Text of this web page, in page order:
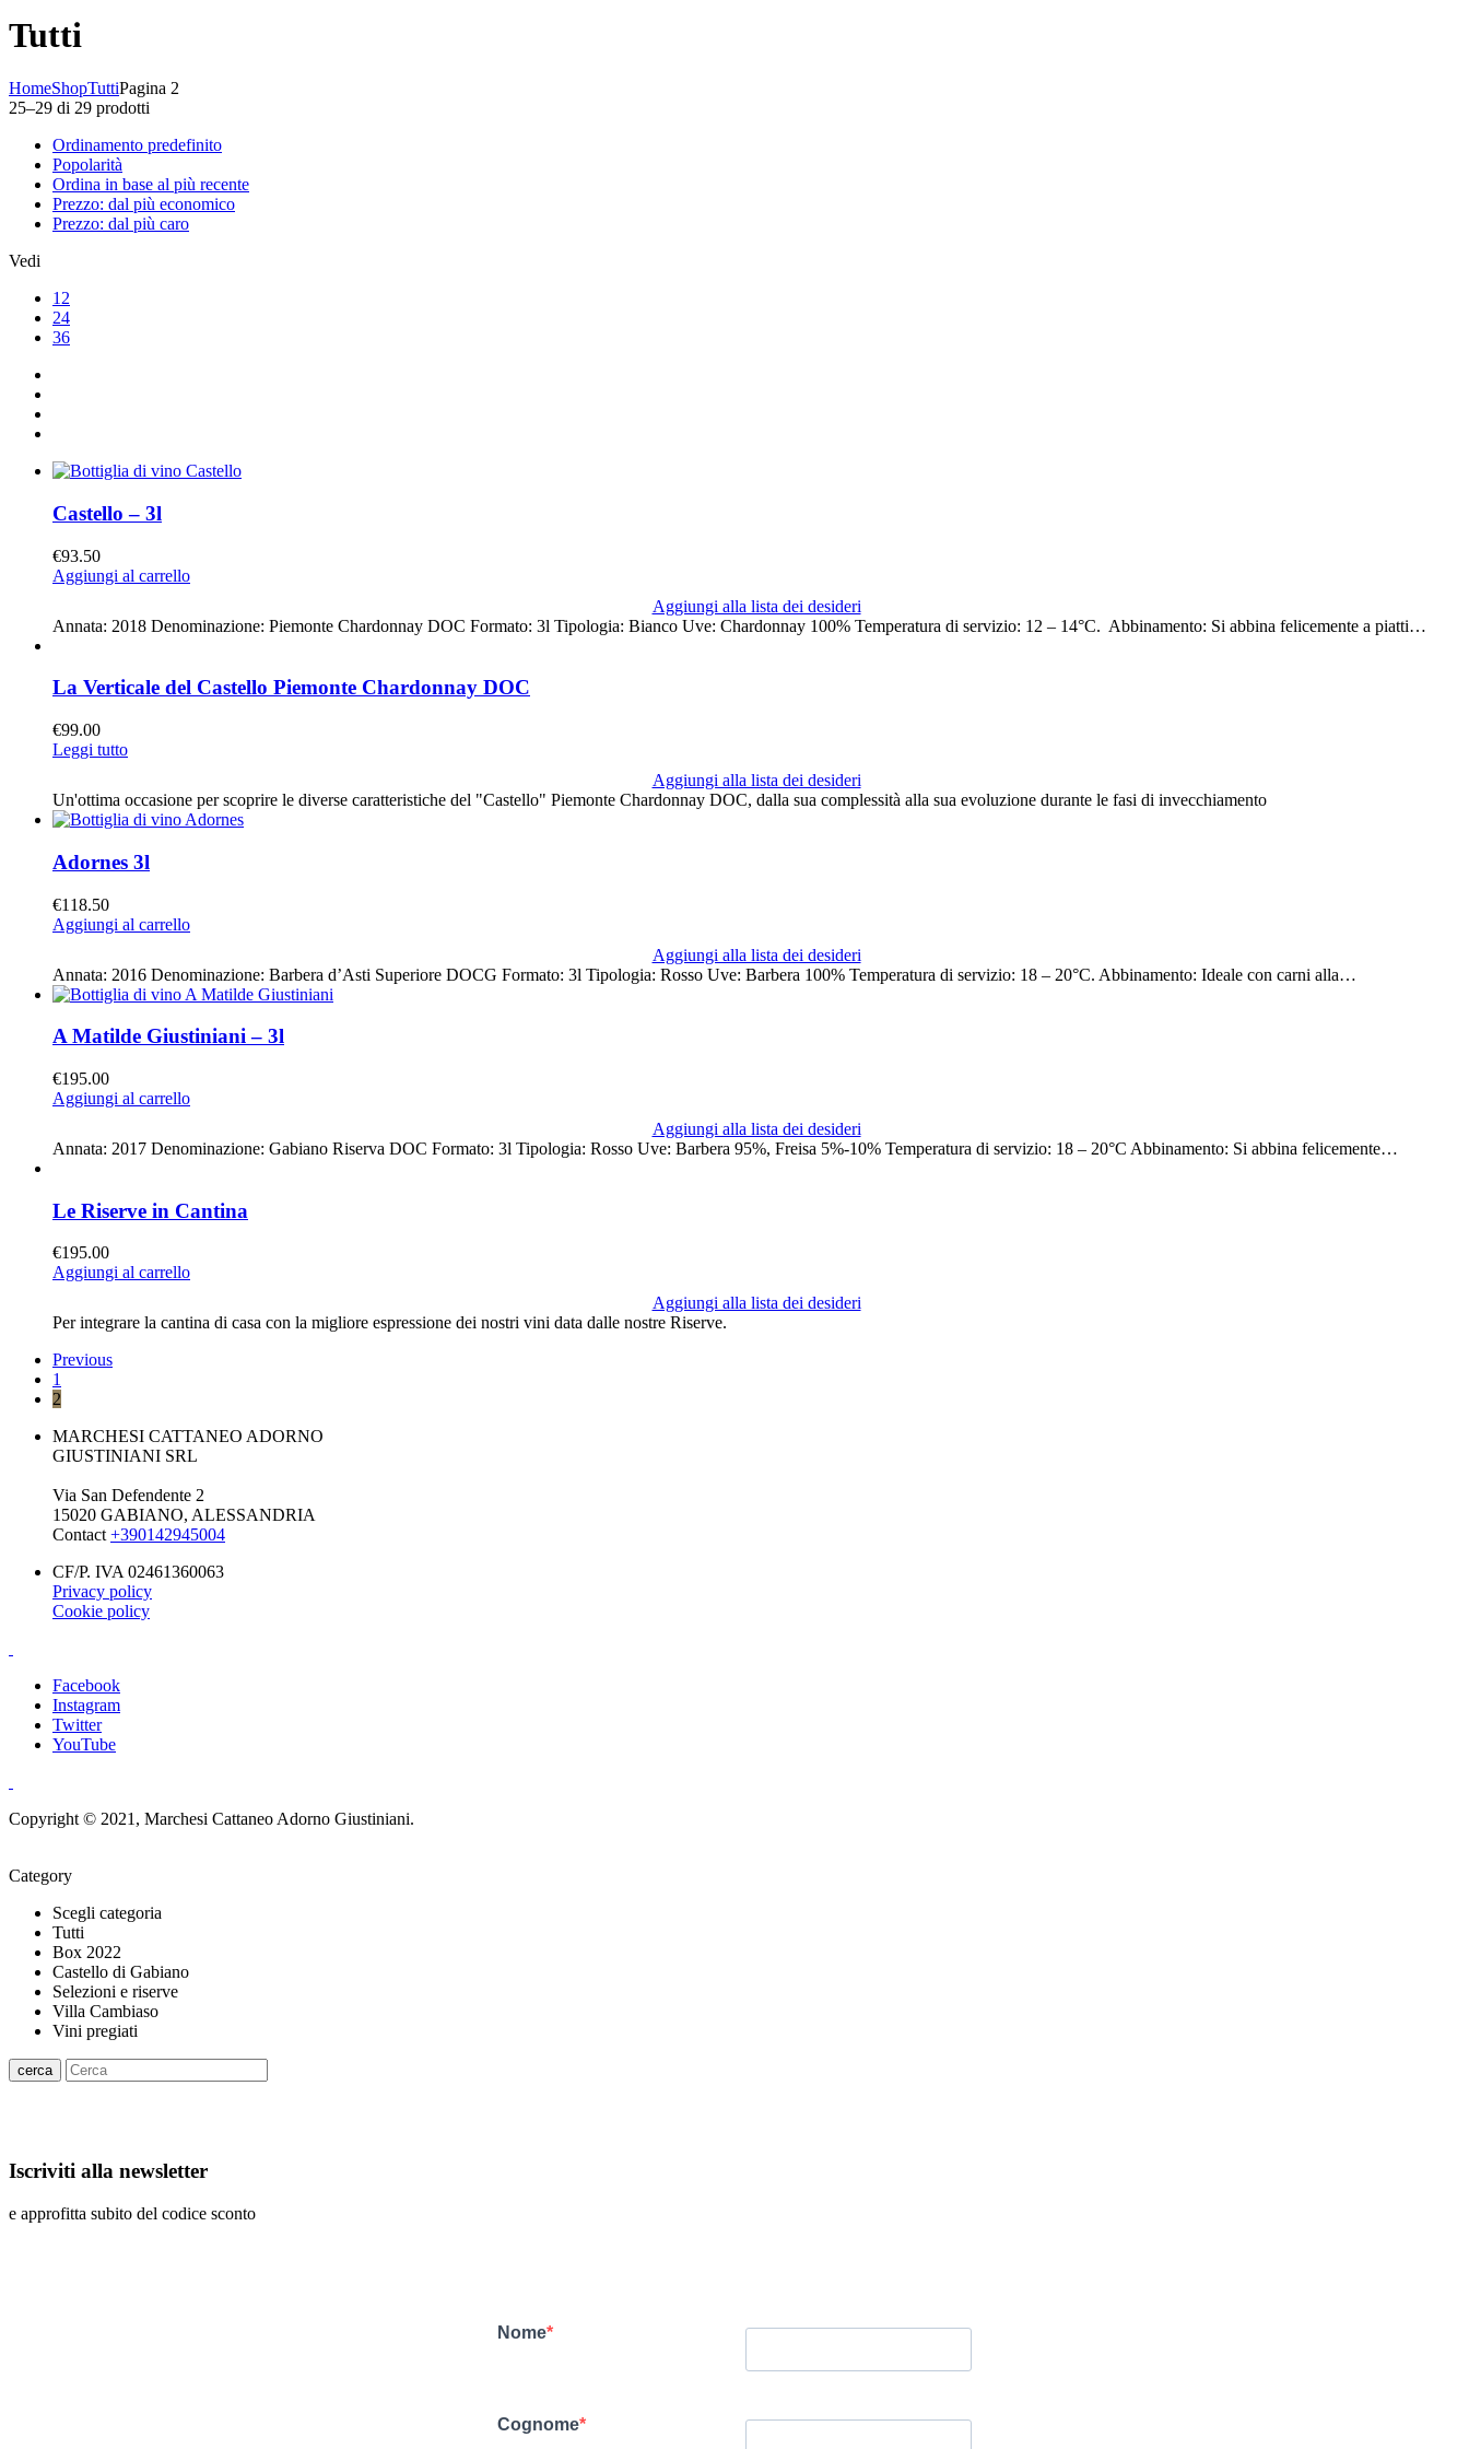
Tutti
HomeShopTuttiPagina 2
25–29 di 29 prodotti
Ordinamento predefinito
Popolarità
Ordina in base al più recente
Prezzo: dal più economico
Prezzo: dal più caro
Vedi
12
24
36
Castello – 3l
€93.50
Aggiungi al carrello
Aggiungi alla lista dei desideri
Annata: 2018 Denominazione: Piemonte Chardonnay DOC Formato: 3l Tipologia: Bianco Uve: Chardonnay 100% Temperatura di servizio: 12 – 14°C. Abbinamento: Si abbina felicemente a piatti…
La Verticale del Castello Piemonte Chardonnay DOC
€99.00
Leggi tutto
Aggiungi alla lista dei desideri
Un'ottima occasione per scoprire le diverse caratteristiche del "Castello" Piemonte Chardonnay DOC, dalla sua complessità alla sua evoluzione durante le fasi di invecchiamento
Adornes 3l
€118.50
Aggiungi al carrello
Aggiungi alla lista dei desideri
Annata: 2016 Denominazione: Barbera d’Asti Superiore DOCG Formato: 3l Tipologia: Rosso Uve: Barbera 100% Temperatura di servizio: 18 – 20°C. Abbinamento: Ideale con carni alla…
A Matilde Giustiniani – 3l
€195.00
Aggiungi al carrello
Aggiungi alla lista dei desideri
Annata: 2017 Denominazione: Gabiano Riserva DOC Formato: 3l Tipologia: Rosso Uve: Barbera 95%, Freisa 5%-10% Temperatura di servizio: 18 – 20°C Abbinamento: Si abbina felicemente…
Le Riserve in Cantina
€195.00
Aggiungi al carrello
Aggiungi alla lista dei desideri
Per integrare la cantina di casa con la migliore espressione dei nostri vini data dalle nostre Riserve.
Previous
1
2
MARCHESI CATTANEO ADORNO
GIUSTINIANI SRL
Via San Defendente 2
15020 GABIANO, ALESSANDRIA
Contact +390142945004
CF/P. IVA 02461360063
Privacy policy
Cookie policy
Facebook
Instagram
Twitter
YouTube
Copyright © 2021, Marchesi Cattaneo Adorno Giustiniani.
Category
Scegli categoria
Tutti
Box 2022
Castello di Gabiano
Selezioni e riserve
Villa Cambiaso
Vini pregiati
cerca
Iscriviti alla newsletter
e approfitta subito del codice sconto